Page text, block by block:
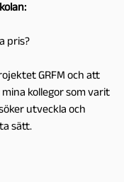
pris?
GRFM och att
kollegor som varit
utveckla och
sätt.